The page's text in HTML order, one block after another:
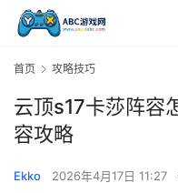
首页 攻略技巧
云顶s17卡莎阵容
容攻略
Ekko 2026年4月17日 11:27